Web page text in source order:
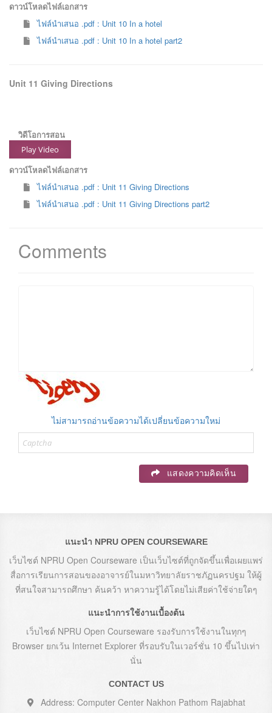
ดาวน์โหลดไฟล์เอกสาร
ไฟล์นำเสนอ .pdf : Unit 10 In a hotel
ไฟล์นำเสนอ .pdf : Unit 10 In a hotel part2
Unit 11 Giving Directions
วิดีโอการสอน
Play Video
ดาวน์โหลดไฟล์เอกสาร
ไฟล์นำเสนอ .pdf : Unit 11 Giving Directions
ไฟล์นำเสนอ .pdf : Unit 11 Giving Directions part2
Comments
ไม่สามารถอ่านข้อความได้เปลี่ยนข้อความใหม่
แสดงความคิดเห็น
แนะนำ NPRU OPEN COURSEWARE
เว็บไซต์ NPRU Open Courseware เป็นเว็บไซต์ที่ถูกจัดขึ้นเพื่อเผยแพร่
สื่อการเรียนการสอนของอาจารย์ในมหาวิทยาลัยราชภัฏนครปฐม ให้ผู้
ที่สนใจสามารถศึกษา ค้นคว้า หาความรู้ได้โดยไม่เสียค่าใช้จ่ายใดๆ
แนะนำการใช้งานเบื้องต้น
เว็บไซต์ NPRU Open Courseware รองรับการใช้งานในทุกๆ
Browser ยกเว้น Internet Explorer ที่รอบรับในเวอร์ชั่น 10 ขึ้นไปเท่า
นั่น
CONTACT US
Address: Computer Center Nakhon Pathom Rajabhat